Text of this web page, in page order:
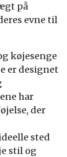
på
evne til
køjesenge
er designet
har
der
sted
stil og